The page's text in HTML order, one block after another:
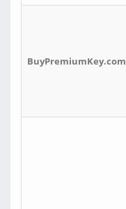
BuyPremiumKey.com